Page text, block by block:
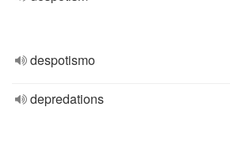
despotismo
depredations